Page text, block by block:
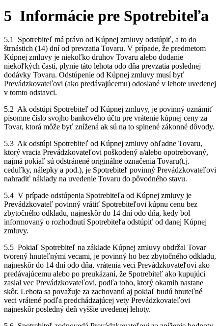
5 Informácie pre Spotrebiteľa
5.1 Spotrebiteľ má právo od Kúpnej zmluvy odstúpiť, a to do
štrnástich (14) dní od prevzatia Tovaru. V prípade, že predmetom
Kúpnej zmluvy je niekoľko druhov Tovaru alebo dodanie
niekoľkých častí, plynie táto lehota odo dňa prevzatia poslednej
dodávky Tovaru. Odstúpenie od Kúpnej zmluvy musí byť
Prevádzkovateľovi (ako predávajúcemu) odoslané v lehote uvedenej
v tomto odstavci.
5.2 Ak odstúpi Spotrebiteľ od Kúpnej zmluvy, je povinný oznámiť
písomne číslo svojho bankového účtu pre vrátenie kúpnej ceny za
Tovar, ktorá môže byť znížená ak sú na to splnené zákonné dôvody.
5.3 Ak odstúpi Spotrebiteľ od Kúpnej zmluvy ohľadne Tovaru,
ktorý vracia Prevádzkovateľovi poškodený a/alebo opotrebovaný,
najmä pokiaľ sú odstránené originálne označenia Tovaru(t.j.
ceduľky, nálepky a pod.), je Spotrebiteľ povinný Prevádzkovateľovi
nahradiť náklady na uvedenie Tovaru do pôvodného stavu.
5.4 V prípade odstúpenia Spotrebiteľa od Kúpnej zmluvy je
Prevádzkovateľ povinný vrátiť Spotrebiteľovi kúpnu cenu bez
zbytočného odkladu, najneskôr do 14 dní odo dňa, kedy bol
informovaný o rozhodnutí Spotrebiteľa odstúpiť od danej Kúpnej
zmluvy.
5.5 Pokiaľ Spotrebiteľ na základe Kúpnej zmluvy obdržal Tovar
tvorený hnuteľnými vecami, je povinný ho bez zbytočného odkladu,
najneskôr do 14 dní odo dňa, vrátenia veci Prevádzkovateľovi ako
predávajúcemu alebo po preukázaní, že Spotrebiteľ ako kupujúci
zaslal vec Prevádzkovateľovi, podľa toho, ktorý okamih nastane
skôr. Lehota sa považuje za zachovanú aj pokiaľ budú hnuteľné
veci vrátené podľa predchádzajúcej vety Prevádzkovateľovi
najneskôr posledný deň vyššie uvedenej lehoty.